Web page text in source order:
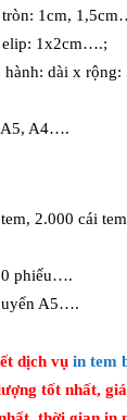
tròn: 1cm,
elip: 1x2cm….;
hành: dài x rộng:
A5, A4….
2.000 cái
phiếu….
A5….
dịch vụ in tem
tốt nhất,